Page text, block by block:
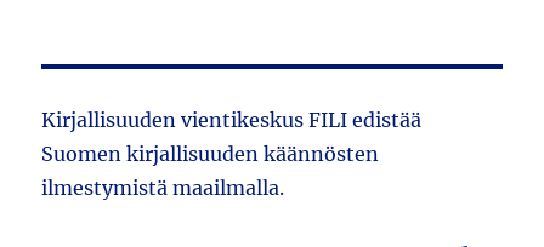
Kirjallisuuden vientikeskus FILI edistää
Suomen kirjallisuuden käännösten
ilmestymistä maailmalla.